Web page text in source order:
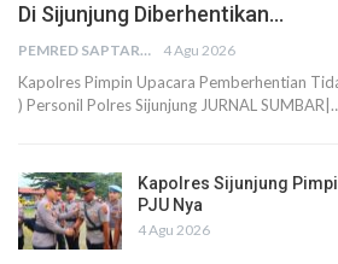
Di Sijunjung Diberhentikan…
PEMRED SAPTARIUS 4 Agu 2026
Kapolres Pimpin Upacara Pemberhentian
) Personil Polres Sijunjung JURNAL
Kapolres Sijunjung
PJU Nya
4 Agu 2026